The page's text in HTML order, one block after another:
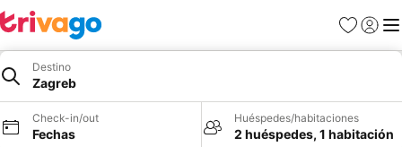
Favoritos
Iniciar
Destino
Zagreb
Check-in/out
Fechas
Huéspedes/habitaciones
2 huéspedes, 1 habitación